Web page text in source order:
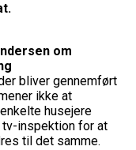
om
bliver gennemført
ikke at
husejere
tv-inspektion for at
til det samme.